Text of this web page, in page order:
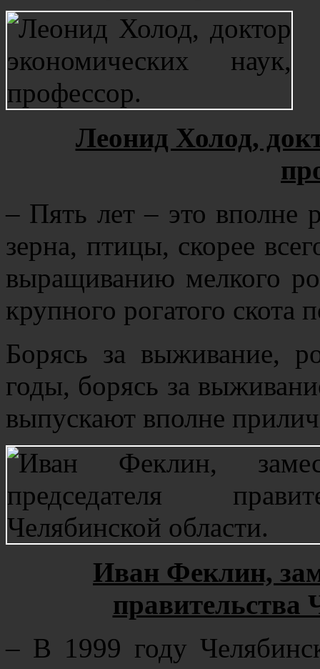
Леонид Холод,
– Пять лет – это вполне
зерна, птицы, скорее
выращиванию мелкого
крупного рогатого
Борясь за выживание,
годы, борясь за
выпускают вполне
Иван Феклин,
правительства
– В 1999 году